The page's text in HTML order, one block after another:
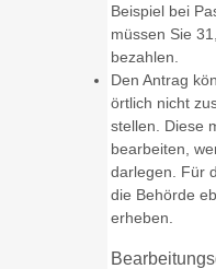
Beispiel bei
müssen Sie
bezahlen.
Den Antrag
örtlich nicht
stellen. Diese
bearbeiten,
darlegen. Für
die Behörde
erheben.